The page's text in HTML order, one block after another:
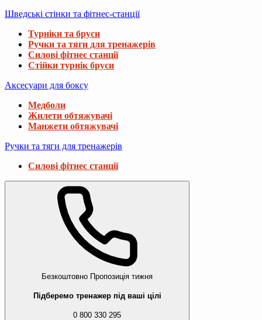
Шведські стінки та фітнес-станції
Турніки та бруси
Ручки та тяги для тренажерів
Силові фітнес станції
Стійки турнік бруси
Аксесуари для боксу
Медболи
Жилети обтяжувачі
Манжети обтяжувачі
Ручки та тяги для тренажерів
Силові фітнес станції
Безкоштовно Пропозиція тижня
Підберемо тренажер під ваші цілі
0 800 330 295